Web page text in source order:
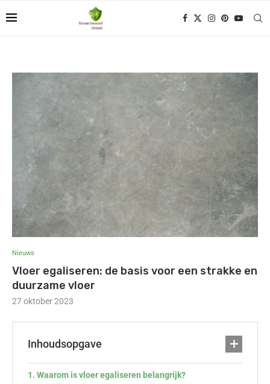
Nieuws
Vloer egaliseren: de basis voor een strakke en
duurzame vloer
27 oktober 2023
Inhoudsopgave
Waarom is vloer egaliseren belangrijk?